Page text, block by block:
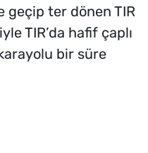
geçip ter dönen TIR
TIR’da hafif çaplı
bir süre